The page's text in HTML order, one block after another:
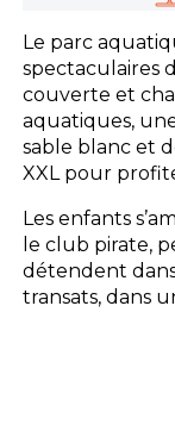
Le parc
spectaculaires
couverte et
aquatiques,
sable blanc et
XXL pour
Les enfants
le club pirate,
détendent
transats, dans